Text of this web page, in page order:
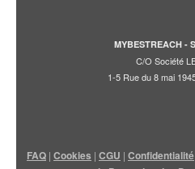
MYBESTREACH -
C/O Société
1-5 Rue du 8 mai
FAQ | Cookies | CGU | Confidentialité